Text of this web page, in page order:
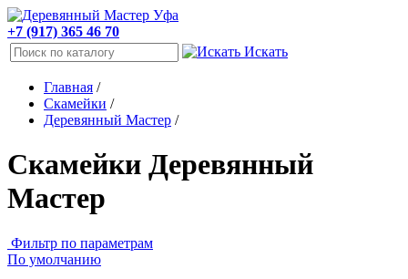
+7 (917) 365 46 70
Искать
Главная /
Скамейки /
Деревянный Мастер /
Скамейки Деревянный
Мастер
Фильтр по параметрам
По умолчанию